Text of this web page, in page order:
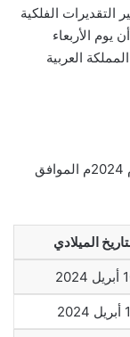
8 إبريل 2024م. وتشير التقديرات الفلكية
يوم الأربعاء
في المملكة العربية
والجدول التالي يوضح تفاصيل تقويم شوال لعام 2024م الموافق
الميلادي